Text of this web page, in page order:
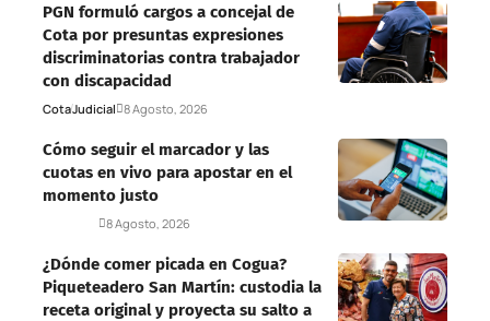
PGN formuló cargos a concejal de
Cota por presuntas expresiones
discriminatorias contra trabajador
con discapacidad
CotaJudicial 8 Agosto, 2026
Cómo seguir el marcador y las
cuotas en vivo para apostar en el
momento justo
8 Agosto, 2026
¿Dónde comer picada en Cogua?
Piqueteadero San Martín: custodia la
receta original y proyecta su salto a